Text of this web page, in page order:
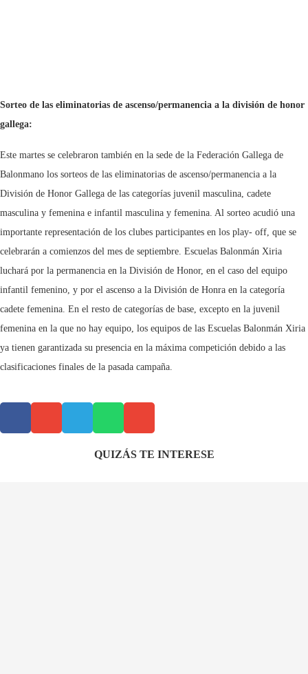
Sorteo de las eliminatorias de ascenso/permanencia a la división de honor
gallega:
Este martes se celebraron también en la sede de la Federación Gallega de
Balonmano los sorteos de las eliminatorias de ascenso/permanencia a la
División de Honor Gallega de las categorías juvenil masculina, cadete
masculina y femenina e infantil masculina y femenina. Al sorteo acudió una
importante representación de los clubes participantes en los play- off, que se
celebrarán a comienzos del mes de septiembre. Escuelas Balonmán Xiria
luchará por la permanencia en la División de Honor, en el caso del equipo
infantil femenino, y por el ascenso a la División de Honra en la categoría
cadete femenina. En el resto de categorías de base, excepto en la juvenil
femenina en la que no hay equipo, los equipos de las Escuelas Balonmán Xiria
ya tienen garantizada su presencia en la máxima competición debido a las
clasificaciones finales de la pasada campaña.
QUIZÁS TE INTERESE